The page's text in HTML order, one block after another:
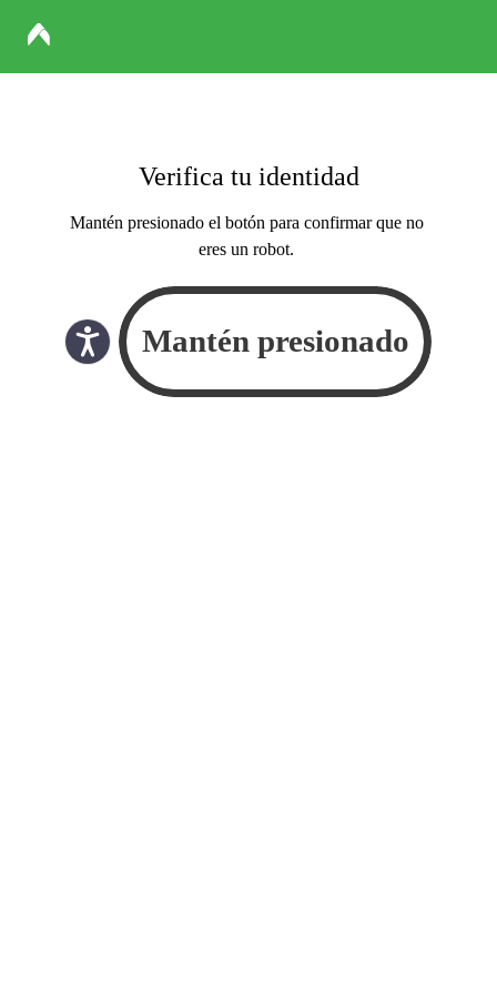
Verifica tu identidad
Mantén presionado el botón para confirmar que no
eres un robot.